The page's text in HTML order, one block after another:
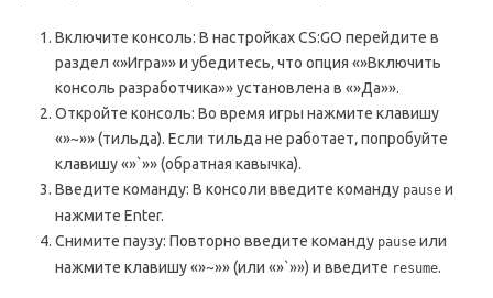
Включите консоль: В настройках CS:GO перейдите в
раздел «»Игра»» и убедитесь‚ что опция «»Включить
консоль разработчика»» установлена в «»Да»».
Откройте консоль: Во время игры нажмите клавишу
«»~»» (тильда). Если тильда не работает‚ попробуйте
клавишу «»`»» (обратная кавычка).
Введите команду: В консоли введите команду pause и
нажмите Enter.
Снимите паузу: Повторно введите команду pause или
нажмите клавишу «»~»» (или «»`»») и введите resume.